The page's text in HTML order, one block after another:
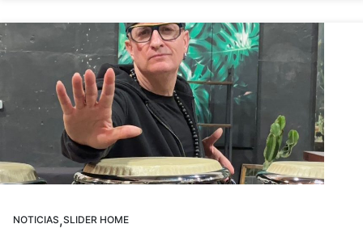
NOTICIAS,SLIDER HOME